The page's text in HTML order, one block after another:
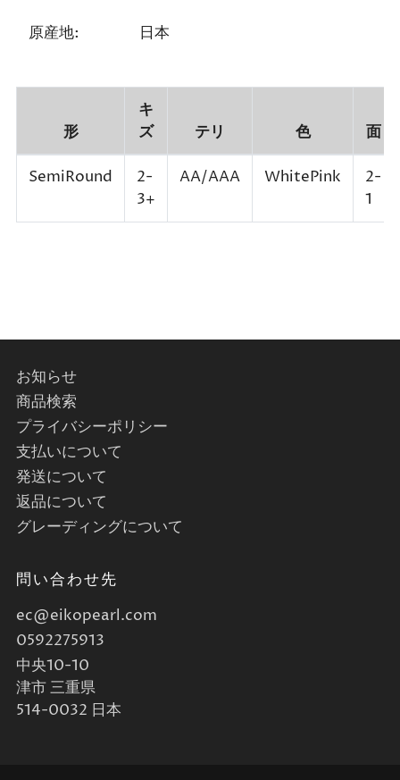
原産地: 日本
形
キ
ズ
テリ 色 面
SemiRound
2-
3+
AA/AAA WhitePink
2-
1
お知らせ
商品検索
プライバシーポリシー
支払いについて
発送について
返品について
グレーディングについて
問い合わせ先
ec@eikopearl.com
0592275913
中央10-10
津市 三重県
514-0032 日本